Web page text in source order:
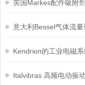
意大利Bessel气体流